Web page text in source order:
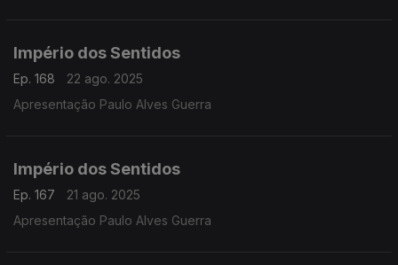
Império dos Sentidos
Ep. 168
22 ago. 2025
Apresentação Paulo Alves Guerra
Império dos Sentidos
Ep. 167
21 ago. 2025
Apresentação Paulo Alves Guerra